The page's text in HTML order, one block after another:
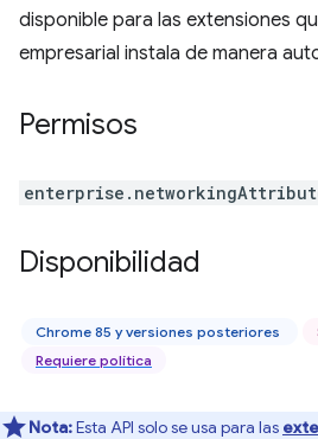
disponible para las extensiones
empresarial instala de manera
Permisos
Disponibilidad
Chrome 85 y versiones posteriores
Requiere política
Nota:Esta API solo se usa para las